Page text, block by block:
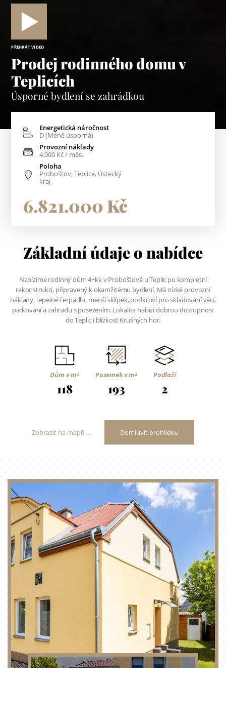
PŘEHRÁT VIDEO
Prodej rodinného domu v
Teplicích
Úsporné bydlení se zahrádkou
Energetická náročnost
D (Méně úsporná)
Provozní náklady
4.000 Kč / měs.
Poloha
Proboštov, Teplice, Ústecký
kraj
6.821.000 Kč
Základní údaje o nabídce
Nabízíme rodinný dům 4+kk v Proboštově u Teplic po kompletní
rekonstrukci, připravený k okamžitému bydlení. Má nízké provozní
náklady, tepelné čerpadlo, menší sklípek, podkroví pro skladování věcí,
parkování a zahradu s posezením. Lokalita nabízí dobrou dostupnost
do Teplic i blízkost Krušných hor.
Dům v m²
118
Pozemek v m²
193
Podlaží
2
Zobrazit na mapě → Domluvit prohlídku